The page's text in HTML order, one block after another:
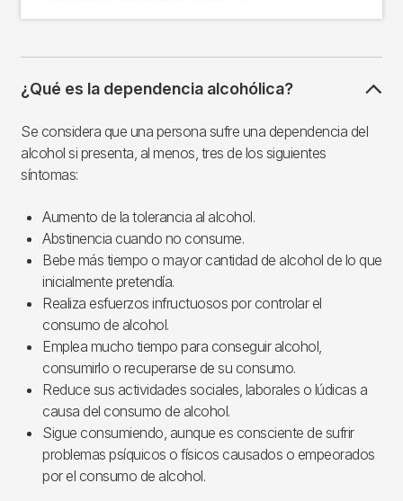
¿Qué es la dependencia alcohólica?
Se considera que una persona sufre una dependencia del
alcohol si presenta, al menos, tres de los siguientes
síntomas:
Aumento de la tolerancia al alcohol.
Abstinencia cuando no consume.
Bebe más tiempo o mayor cantidad de alcohol de lo que
inicialmente pretendía.
Realiza esfuerzos infructuosos por controlar el
consumo de alcohol.
Emplea mucho tiempo para conseguir alcohol,
consumirlo o recuperarse de su consumo.
Reduce sus actividades sociales, laborales o lúdicas a
causa del consumo de alcohol.
Sigue consumiendo, aunque es consciente de sufrir
problemas psíquicos o físicos causados o empeorados
por el consumo de alcohol.